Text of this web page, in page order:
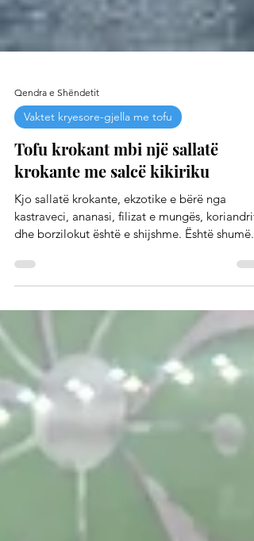
Qendra e Shëndetit
Vaktet kryesore-gjella me tofu
Tofu krokant mbi një sallatë
krokante me salcë kikiriku
Kjo sallatë krokante, ekzotike e bërë nga
dhe borzilokut është e shijshme. Është shumë...